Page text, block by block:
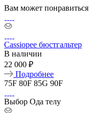
Вам может понравиться
Cassiopee бюстгальтер
В наличии
22 000 ₽
Подробнее
75F 80F 85G 90F
Выбор Ода телу